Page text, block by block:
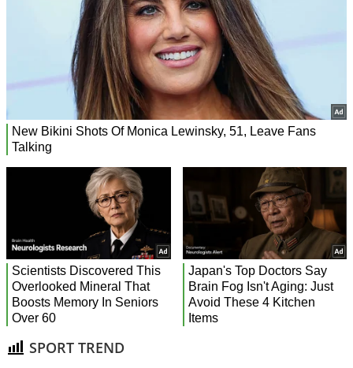
SPORT TREND